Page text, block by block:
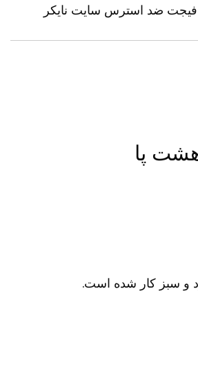
ضد استرس سایتنایکر
پا
سبز کار شده است.